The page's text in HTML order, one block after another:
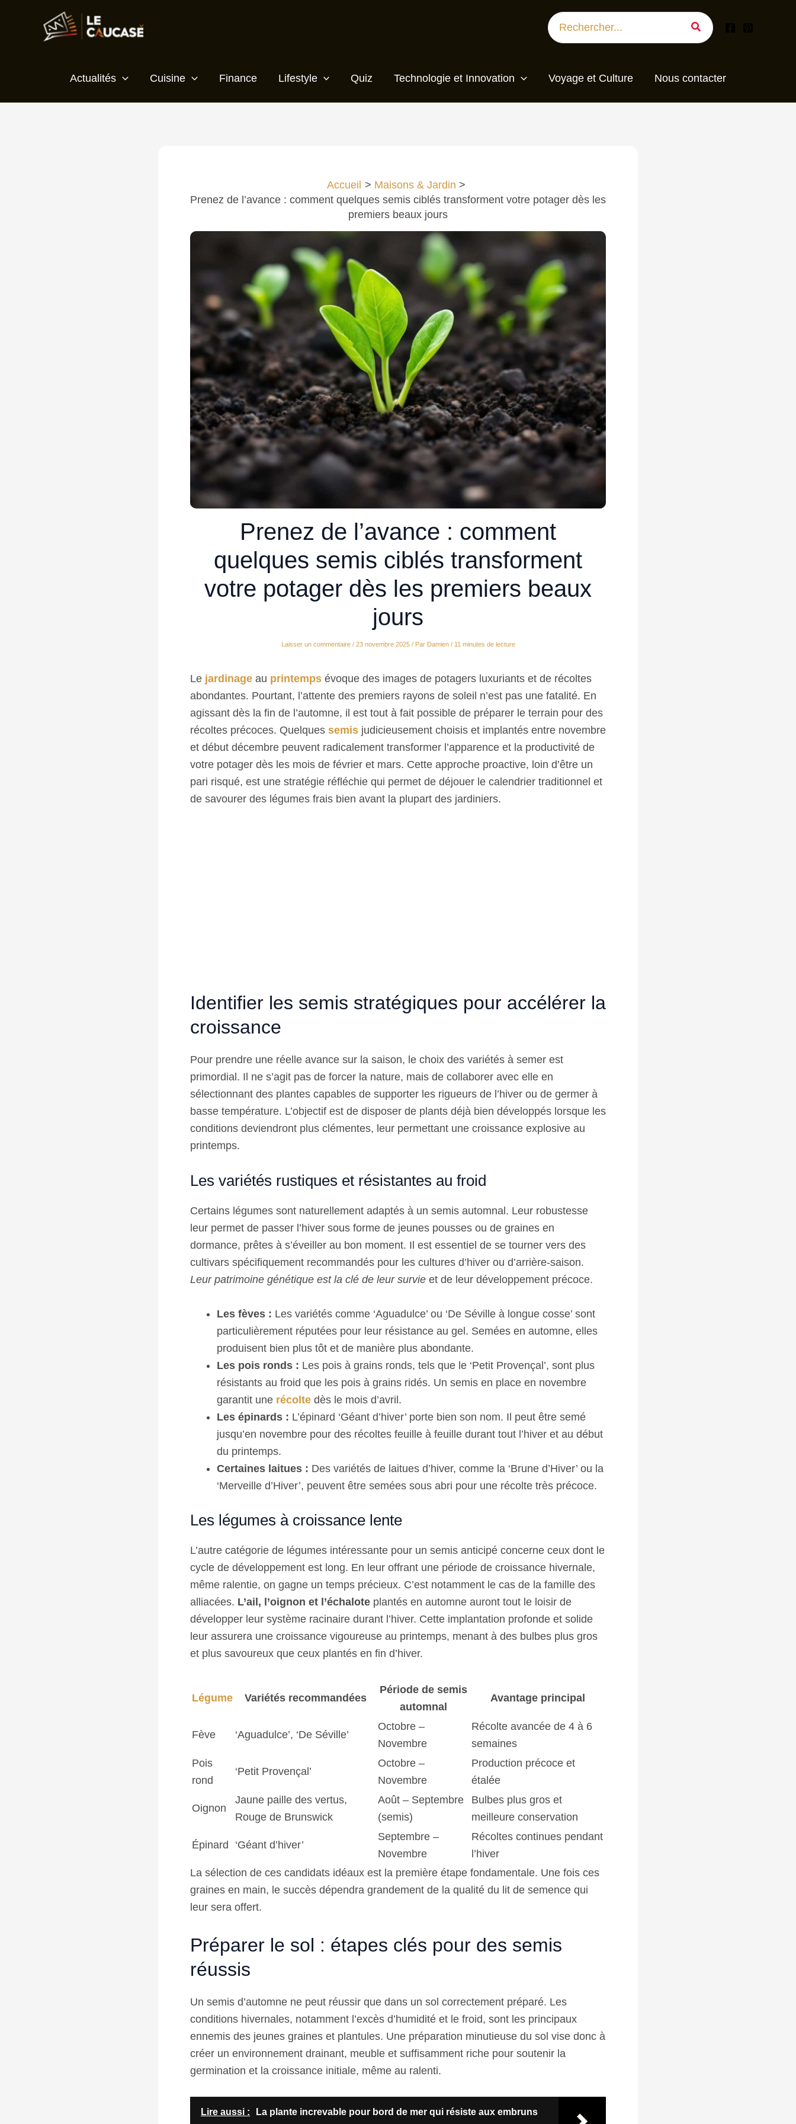
Search
for:
Actualités Cuisine Finance Lifestyle Quiz Technologie et Innovation Voyage et Culture Nous contacter
Accueil
Maisons & Jardin
Prenez de l’avance : comment quelques semis ciblés transforment votre potager dès les
premiers beaux jours
Prenez de l’avance : comment
quelques semis ciblés transforment
votre potager dès les premiers beaux
jours
Laisser un commentaire / 23 novembre 2025 / Par Damien / 11 minutes de lecture
Le jardinage au printemps évoque des images de potagers luxuriants et de récoltes
abondantes. Pourtant, l’attente des premiers rayons de soleil n’est pas une fatalité. En
agissant dès la fin de l’automne, il est tout à fait possible de préparer le terrain pour des
récoltes précoces. Quelques semis judicieusement choisis et implantés entre novembre
et début décembre peuvent radicalement transformer l’apparence et la productivité de
votre potager dès les mois de février et mars. Cette approche proactive, loin d’être un
pari risqué, est une stratégie réfléchie qui permet de déjouer le calendrier traditionnel et
de savourer des légumes frais bien avant la plupart des jardiniers.
Identifier les semis stratégiques pour accélérer la
croissance
Pour prendre une réelle avance sur la saison, le choix des variétés à semer est
primordial. Il ne s’agit pas de forcer la nature, mais de collaborer avec elle en
sélectionnant des plantes capables de supporter les rigueurs de l’hiver ou de germer à
basse température. L’objectif est de disposer de plants déjà bien développés lorsque les
conditions deviendront plus clémentes, leur permettant une croissance explosive au
printemps.
Les variétés rustiques et résistantes au froid
Certains légumes sont naturellement adaptés à un semis automnal. Leur robustesse
leur permet de passer l’hiver sous forme de jeunes pousses ou de graines en
dormance, prêtes à s’éveiller au bon moment. Il est essentiel de se tourner vers des
cultivars spécifiquement recommandés pour les cultures d’hiver ou d’arrière-saison.
Leur patrimoine génétique est la clé de leur survie et de leur développement précoce.
Les fèves : Les variétés comme ‘Aguadulce’ ou ‘De Séville à longue cosse’ sont
particulièrement réputées pour leur résistance au gel. Semées en automne, elles
produisent bien plus tôt et de manière plus abondante.
Les pois ronds : Les pois à grains ronds, tels que le ‘Petit Provençal’, sont plus
résistants au froid que les pois à grains ridés. Un semis en place en novembre
garantit une récolte dès le mois d’avril.
Les épinards : L’épinard ‘Géant d’hiver’ porte bien son nom. Il peut être semé
jusqu’en novembre pour des récoltes feuille à feuille durant tout l’hiver et au début
du printemps.
Certaines laitues : Des variétés de laitues d’hiver, comme la ‘Brune d’Hiver’ ou la
‘Merveille d’Hiver’, peuvent être semées sous abri pour une récolte très précoce.
Les légumes à croissance lente
L’autre catégorie de légumes intéressante pour un semis anticipé concerne ceux dont le
cycle de développement est long. En leur offrant une période de croissance hivernale,
même ralentie, on gagne un temps précieux. C’est notamment le cas de la famille des
alliacées. L’ail, l’oignon et l’échalote plantés en automne auront tout le loisir de
développer leur système racinaire durant l’hiver. Cette implantation profonde et solide
leur assurera une croissance vigoureuse au printemps, menant à des bulbes plus gros
et plus savoureux que ceux plantés en fin d’hiver.
Légume Variétés recommandées
Période de semis
automnal
Avantage principal
Fève ‘Aguadulce’, ‘De Séville’
Octobre –
Novembre
Récolte avancée de 4 à 6
semaines
Pois
rond
‘Petit Provençal’
Octobre –
Novembre
Production précoce et
étalée
Oignon
Jaune paille des vertus,
Rouge de Brunswick
Août – Septembre
(semis)
Bulbes plus gros et
meilleure conservation
Épinard ‘Géant d’hiver’
Septembre –
Novembre
Récoltes continues pendant
l’hiver
La sélection de ces candidats idéaux est la première étape fondamentale. Une fois ces
graines en main, le succès dépendra grandement de la qualité du lit de semence qui
leur sera offert.
Préparer le sol : étapes clés pour des semis
réussis
Un semis d’automne ne peut réussir que dans un sol correctement préparé. Les
conditions hivernales, notamment l’excès d’humidité et le froid, sont les principaux
ennemis des jeunes graines et plantules. Une préparation minutieuse du sol vise donc à
créer un environnement drainant, meuble et suffisamment riche pour soutenir la
germination et la croissance initiale, même au ralenti.
Lire aussi :
La plante increvable pour bord de mer qui résiste aux embruns